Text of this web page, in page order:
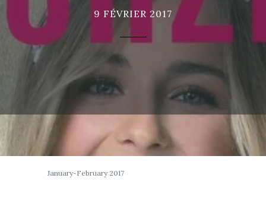
9 FÉVRIER 2017
January-February 2017